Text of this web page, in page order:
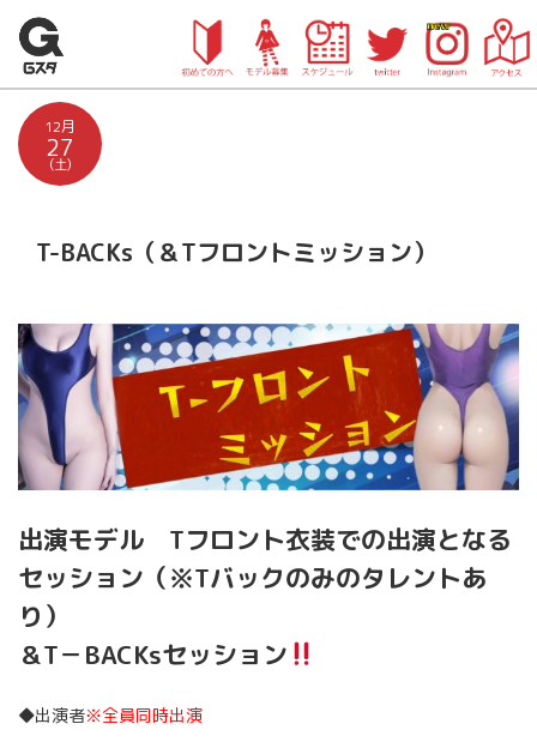
12月
27
(土)
T-BACKs（＆Tフロントミッション）
出演モデル Tフロント衣装での出演となる
セッション（※Tバックのみのタレントあ
り）
＆T－BACKsセッション
◆出演者※全員同時出演